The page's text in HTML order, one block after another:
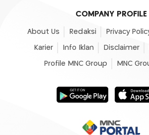
COMPANY PROFILE
About Us Redaksi Privacy
Karier Info Iklan Disclaimer
Profile MNC Group MNC